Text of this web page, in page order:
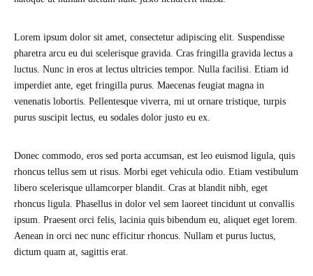
Lorem ipsum dolor sit amet, consectetur adipiscing elit. Suspendisse
pharetra arcu eu dui scelerisque gravida. Cras fringilla gravida lectus a
luctus. Nunc in eros at lectus ultricies tempor. Nulla facilisi. Etiam id
imperdiet ante, eget fringilla purus. Maecenas feugiat magna in
venenatis lobortis. Pellentesque viverra, mi ut ornare tristique, turpis
purus suscipit lectus, eu sodales dolor justo eu ex.
Donec commodo, eros sed porta accumsan, est leo euismod ligula, quis
rhoncus tellus sem ut risus. Morbi eget vehicula odio. Etiam vestibulum
libero scelerisque ullamcorper blandit. Cras at blandit nibh, eget
rhoncus ligula. Phasellus in dolor vel sem laoreet tincidunt ut convallis
ipsum. Praesent orci felis, lacinia quis bibendum eu, aliquet eget lorem.
Aenean in orci nec nunc efficitur rhoncus. Nullam et purus luctus,
dictum quam at, sagittis erat.